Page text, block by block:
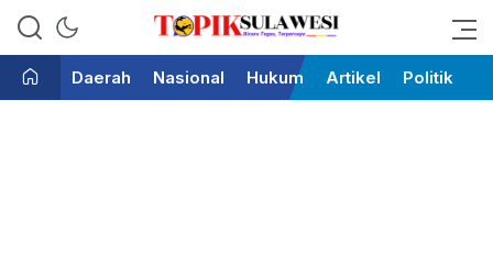
Topik Sulawesi
Bicara Tegas Terpercaya
Daerah
Nasional Hukum Artikel Politik